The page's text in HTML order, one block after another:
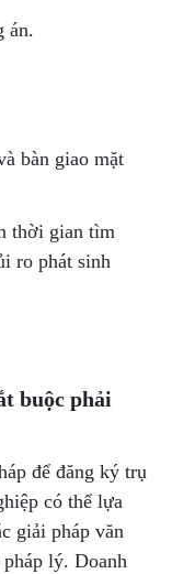
án.
bàn giao mặt
thời gian tìm
ro phát sinh
buộc phải
để đăng ký trụ
có thể lựa
giải pháp văn
lý. Doanh